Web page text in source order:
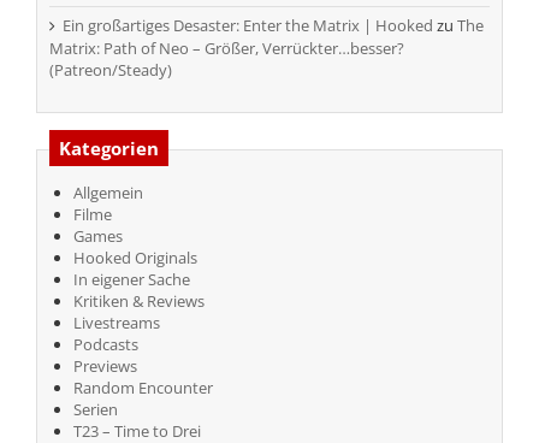
Ein großartiges Desaster: Enter the Matrix | Hooked zu The
Matrix: Path of Neo – Größer, Verrückter…besser?
(Patreon/Steady)
Kategorien
Allgemein
Filme
Games
Hooked Originals
In eigener Sache
Kritiken & Reviews
Livestreams
Podcasts
Previews
Random Encounter
Serien
T23 – Time to Drei